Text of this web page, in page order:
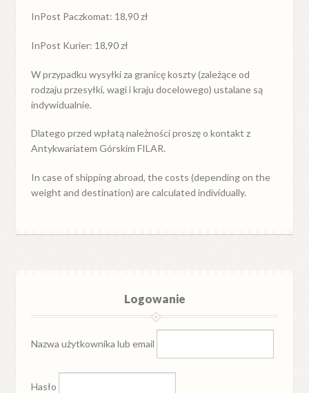
InPost Paczkomat: 18,90 zł
InPost Kurier: 18,90 zł
W przypadkuwysyłkiza granicękoszty (zależące od
rodzaju przesyłki, wagi i kraju docelowego) ustalane są
indywidualnie.
Dlatego przed wpłatą należności proszę o kontakt z
Antykwariatem Górskim FILAR.
In case of shipping abroad, the costs (depending on the
weight and destination) are calculated individually.
Logowanie
Nazwa użytkownika lub email
Hasło